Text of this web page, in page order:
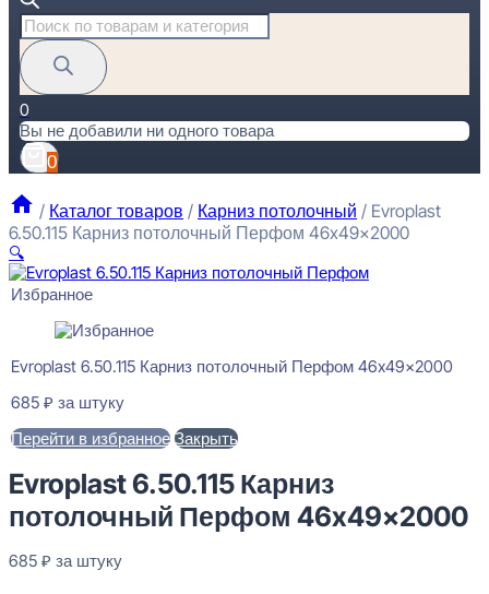
Поиск
товаров
0
Вы не добавили ни одного товара
0
/ Каталог товаров / Карниз потолочный / Evroplast
6.50.115 Карниз потолочный Перфом 46x49x2000
🔍
Избранное
Evroplast 6.50.115 Карниз потолочный Перфом 46x49x2000
685 ₽ за штуку
Перейти в избранное Закрыть
Evroplast 6.50.115 Карниз
потолочный Перфом 46x49x2000
685 ₽ за штуку